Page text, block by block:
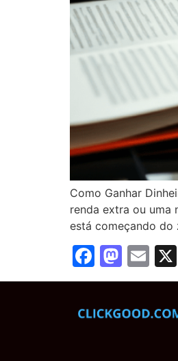
Como Ganhar
renda extra ou uma
está começando do